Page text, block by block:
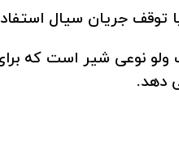
توقف جریان سیال
نوعی شیر است که
دهد.